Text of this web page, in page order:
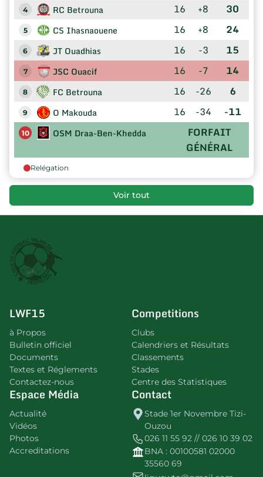
4 RC Betrouna 16 +8 30
5 CS Ihasnaouene 16 +8 24
6 JT Ouadhias 16 -3 15
7 JSC Ouacif 16 -7 14
8 FC Betrouna 16 -26 6
9 O Makouda 16 -34 -11
10 OSM Draa-Ben-Khedda
FORFAIT
GÉNÉRAL
Relégation
Voir tout
LWF15
à Propos
Bulletin officiel
Documents
Textes et Réglements
Contactez-nous
Competitions
Clubs
Calendriers et Résultats
Classements
Stades
Centre des Statistiques
Espace Média
Actualité
Vidéos
Photos
Accreditations
Contact
Stade 1er Novembre Tizi-
Ouzou
026 11 55 92 // 026 10 39 02
BNA : 00100581 02000
35560 69